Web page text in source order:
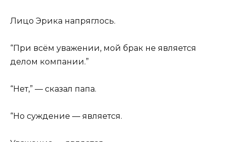
Лицо Эрика напряглось.
“При всём уважении, мой брак не является
делом компании.”
“Нет,” — сказал папа.
“Но суждение — является.